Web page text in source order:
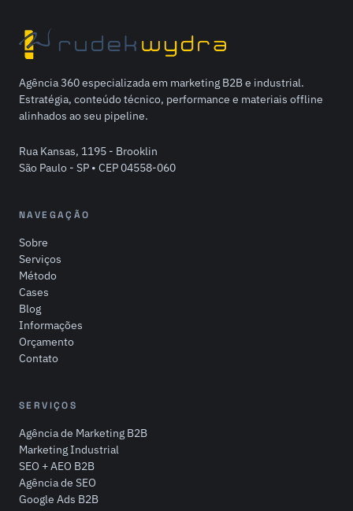
Agência 360 especializada em marketing B2B e industrial.
Estratégia, conteúdo técnico, performance e materiais offline
alinhados ao seu pipeline.
Rua Kansas, 1195 - Brooklin
São Paulo - SP • CEP 04558-060
NAVEGAÇÃO
Sobre
Serviços
Método
Cases
Blog
Informações
Orçamento
Contato
SERVIÇOS
Agência de Marketing B2B
Marketing Industrial
SEO + AEO B2B
Agência de SEO
Google Ads B2B